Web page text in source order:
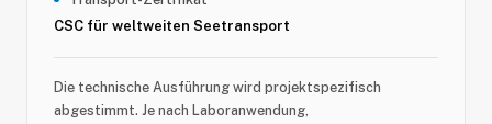
CSC für weltweiten Seetransport
Die technische Ausführung wird projektspezifisch
abgestimmt. Je nach Laboranwendung,